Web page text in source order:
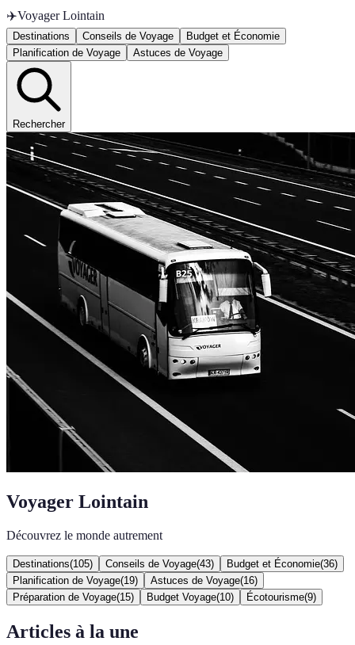
✈️Voyager Lointain
Destinations Conseils de Voyage
Budget et Économie
Planification de Voyage
Astuces de Voyage
Rechercher
Voyager Lointain
Découvrez le monde autrement
Destinations(105) Conseils de Voyage(43) Budget et Économie(36)
Planification de Voyage(19) Astuces de Voyage(16)
Préparation de Voyage(15) Budget Voyage(10) Écotourisme(9)
Articles à la une